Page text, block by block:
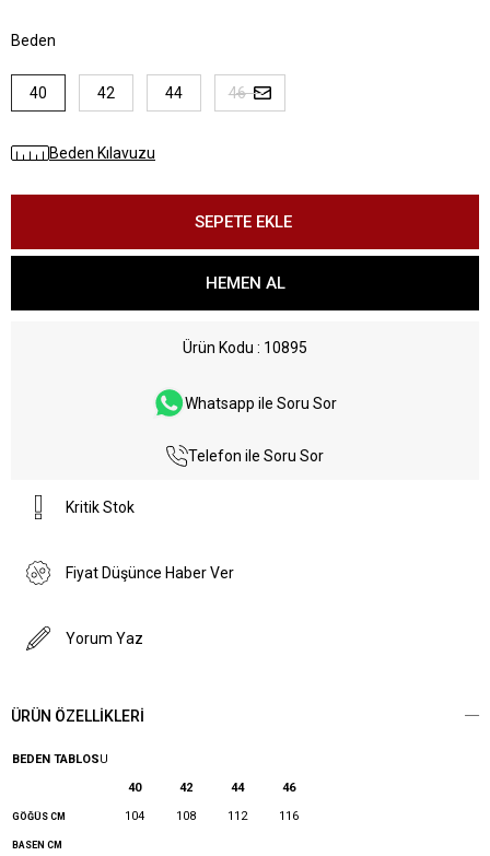
Beden
40 42 44 46
Beden Kılavuzu
Ürün Kodu 10895
Whatsapp ile Soru Sor
Telefon ile Soru Sor
Kritik Stok
Fiyat Düşünce Haber Ver
Yorum Yaz
ÜRÜN ÖZELLIKLERI
BEDEN TABLOSU
40
42 44 46
GÖĞÜS CM 104 108 112 116
BASEN CM